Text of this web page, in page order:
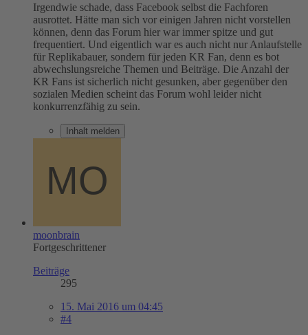
Irgendwie schade, dass Facebook selbst die Fachforen
ausrottet. Hätte man sich vor einigen Jahren nicht vorstellen
können, denn das Forum hier war immer spitze und gut
frequentiert. Und eigentlich war es auch nicht nur Anlaufstelle
für Replikabauer, sondern für jeden KR Fan, denn es bot
abwechslungsreiche Themen und Beiträge. Die Anzahl der
KR Fans ist sicherlich nicht gesunken, aber gegenüber den
sozialen Medien scheint das Forum wohl leider nicht
konkurrenzfähig zu sein.
Inhalt melden
moonbrain
Fortgeschrittener
Beiträge
295
15. Mai 2016 um 04:45
#4